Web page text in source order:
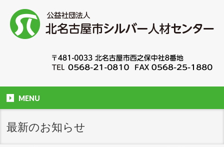
MENU
最新のお知らせ